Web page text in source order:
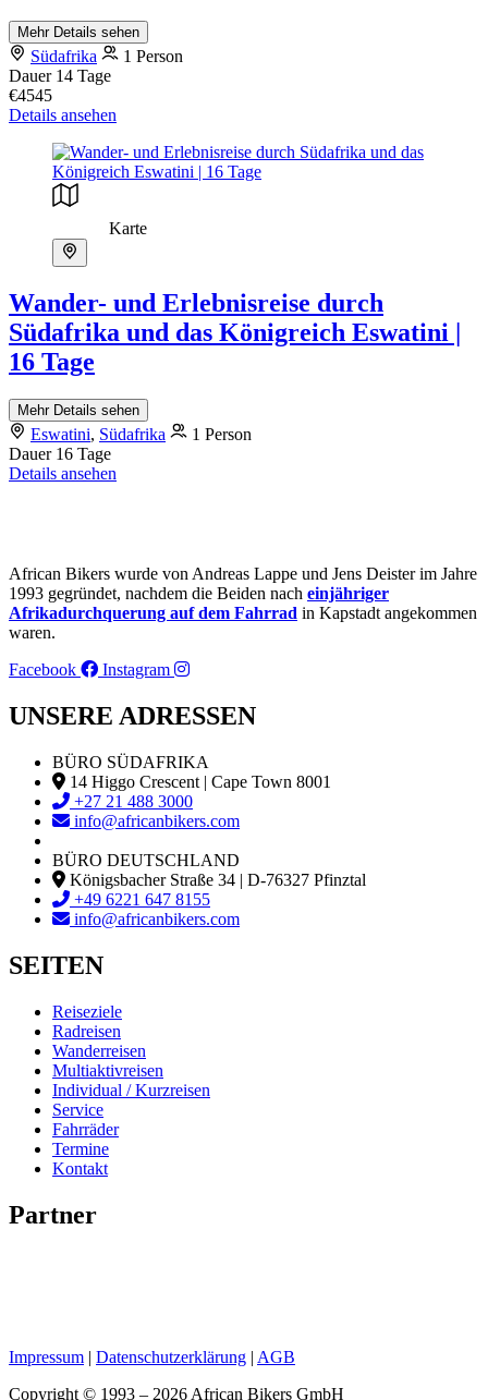
Mehr Details sehen
Südafrika
1 Person
Dauer 14 Tage
€4545
Details ansehen
Karte
Wander- und Erlebnisreise durch
Südafrika und das Königreich Eswatini |
16 Tage
Mehr Details sehen
Eswatini, Südafrika
1 Person
Dauer 16 Tage
Details ansehen
African Bikers wurde von Andreas Lappe und Jens Deister im Jahre
1993 gegründet, nachdem die Beiden nach einjähriger
Afrikadurchquerung auf dem Fahrrad in Kapstadt angekommen
waren.
Facebook
Instagram
UNSERE ADRESSEN
BÜRO SÜDAFRIKA
14 Higgo Crescent | Cape Town 8001
+27 21 488 3000
info@africanbikers.com
BÜRO DEUTSCHLAND
Königsbacher Straße 34 | D-76327 Pfinztal
+49 6221 647 8155
info@africanbikers.com
SEITEN
Reiseziele
Radreisen
Wanderreisen
Multiaktivreisen
Individual / Kurzreisen
Service
Fahrräder
Termine
Kontakt
Partner
Impressum | Datenschutzerklärung | AGB
Copyright © 1993 – 2026 African Bikers GmbH